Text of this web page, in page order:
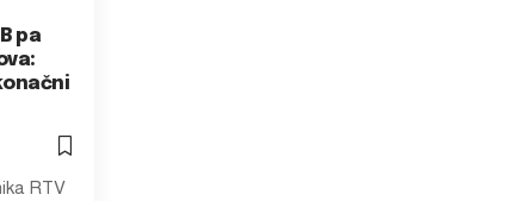
pa
RTV